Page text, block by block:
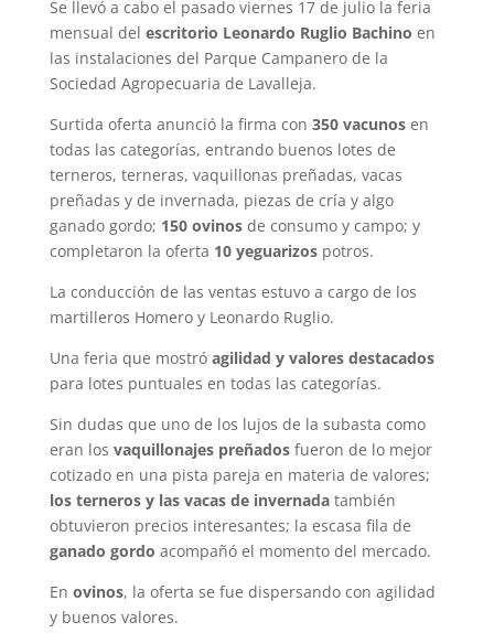
Se llevó a cabo el pasado viernes 17 de julio la feria
mensual del escritorio Leonardo Ruglio Bachino en
las instalaciones del Parque Campanero de la
Sociedad Agropecuaria de Lavalleja.
Surtida oferta anunció la firma con 350 vacunos en
todas las categorías, entrando buenos lotes de
terneros, terneras, vaquillonas preñadas, vacas
preñadas y de invernada, piezas de cría y algo
ganado gordo; 150 ovinosde consumo y campo; y
completaron la oferta 10 yeguarizospotros.
La conducción de las ventas estuvo a cargo de los
martilleros Homero y Leonardo Ruglio.
Una feria que mostró agilidad y valores destacados
para lotes puntuales en todas las categorías.
Sin dudas que uno de los lujos de la subasta como
eran los vaquillonajes preñadosfueron de lo mejor
cotizado en una pista pareja en materia de valores;
los terneros y las vacas de invernadatambién
obtuvieron precios interesantes; la escasa fila de
ganado gordo acompañó el momento del mercado.
En ovinos, la oferta se fue dispersando con agilidad
y buenos valores.